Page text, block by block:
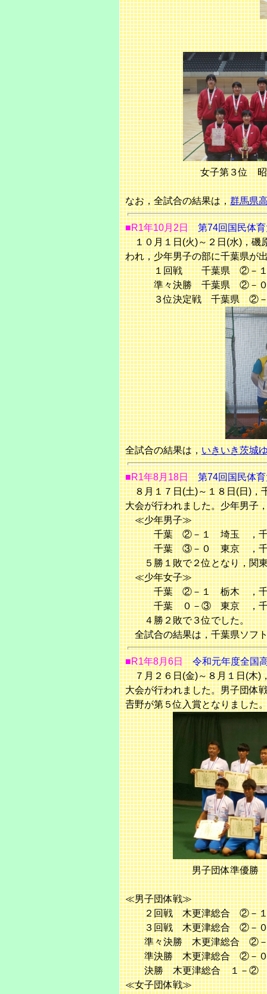
女子第３位 昭
なお，全試合の結果は，群馬県
■R1年10月2日
第74回国民体
１０月１日(火)～２日(水)，磯
われ，少年男子の部に千葉県が
１回戦 千葉県 ②－１
準々決勝 千葉県 ②－０
３位決定戦 千葉県 ②－１
全試合の結果は，いきいき茨城
■R1年8月18日
第74回国民体
８月１７日(土)～１８日(日)，
大会が行われました。少年男子
≪少年男子≫
千葉 ②－１ 埼玉 ，千
千葉 ③－０ 東京 ，千葉
５勝１敗で２位となり，関東
≪少年女子≫
千葉 ②－１ 栃木 ，千葉
千葉 ０－③ 東京 ，千
４勝２敗で３位でした。
全試合の結果は，千葉県ソフ
■R1年8月6日
令和元年度全国
７月２６日(金)～８月１日(木)
大会が行われました。男子団体
𠮷野が第５位入賞となりました
男子団体準優勝 木更津
≪男子団体戦≫
２回戦 木更津総合 ②－１
３回戦 木更津総合 ②－０
準々決勝 木更津総合 ②－
準決勝 木更津総合 ②－０
決勝 木更津総合 １－② 尽
≪女子団体戦≫